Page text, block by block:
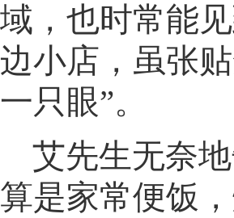
域，也时常能
边小店 ， 虽张
一只眼”。
艾先生无奈
算是家常便饭